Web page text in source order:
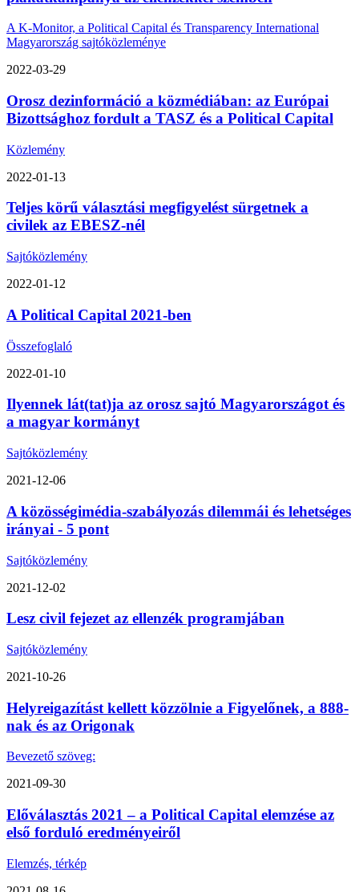
A K-Monitor, a Political Capital és Transparency International
Magyarország sajtóközleménye
2022-03-29
Orosz dezinformáció a közmédiában: az Európai
Bizottsághoz fordult a TASZ és a Political Capital
Közlemény
2022-01-13
Teljes körű választási megfigyelést sürgetnek a
civilek az EBESZ-nél
Sajtóközlemény
2022-01-12
A Political Capital 2021-ben
Összefoglaló
2022-01-10
Ilyennek lát(tat)ja az orosz sajtó Magyarországot és
a magyar kormányt
Sajtóközlemény
2021-12-06
A közösségimédia-szabályozás dilemmái és lehetséges
irányai - 5 pont
Sajtóközlemény
2021-12-02
Lesz civil fejezet az ellenzék programjában
Sajtóközlemény
2021-10-26
Helyreigazítást kellett közzölnie a Figyelőnek, a 888-
nak és az Origonak
Bevezető szöveg:
2021-09-30
Előválasztás 2021 – a Political Capital elemzése az
első forduló eredményeiről
Elemzés, térkép